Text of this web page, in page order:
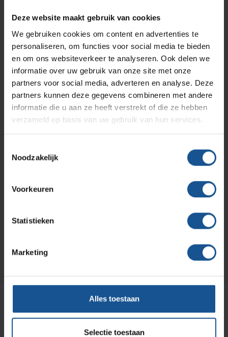
Deze website maakt gebruik van cookies
We gebruiken cookies om content en advertenties te
personaliseren, om functies voor social media te bieden
en om ons websiteverkeer te analyseren. Ook delen we
informatie over uw gebruik van onze site met onze
partners voor social media, adverteren en analyse. Deze
partners kunnen deze gegevens combineren met andere
informatie die u aan ze heeft verstrekt of die ze hebben
verzameld op basis van uw gebruik van hun services.
Noodzakelijk
Voorkeuren
Statistieken
Marketing
Alles toestaan
Selectie toestaan
Verzenden
Contact informatie
Ohmstraat 8
033-245 8334
Branches
Solutions
RVS Werkplekinrichting
Productlijnen
Medische afvalverpakkingen
Infectiepreventie en hygiëne
Assortiment
Onze merken
Hammerlit
Septodry
Metro
Zarges
Contact
Ons team
Klantcases
Vacatures